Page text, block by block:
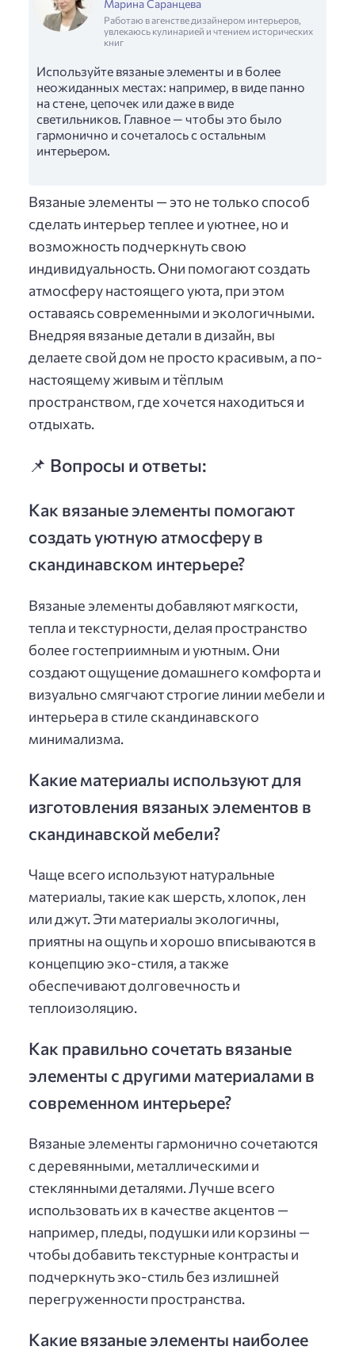
Марина Саранцева
Работаю в агенстве дизайнером интерьеров,
увлекаюсь кулинарией и чтением исторических
книг
Используйте вязаные элементы и в более
неожиданных местах: например, в виде панно
на стене, цепочек или даже в виде
светильников. Главное — чтобы это было
гармонично и сочеталось с остальным
интерьером.
Вязаные элементы — это не только способ
сделать интерьер теплее и уютнее, но и
возможность подчеркнуть свою
индивидуальность. Они помогают создать
атмосферу настоящего уюта, при этом
оставаясь современными и экологичными.
Внедряя вязаные детали в дизайн, вы
делаете свой дом не просто красивым, а по-
настоящему живым и тёплым
пространством, где хочется находиться и
отдыхать.
📌 Вопросы и ответы:
Как вязаные элементы помогают
создать уютную атмосферу в
скандинавском интерьере?
Вязаные элементы добавляют мягкости,
тепла и текстурности, делая пространство
более гостеприимным и уютным. Они
создают ощущение домашнего комфорта и
визуально смягчают строгие линии мебели и
интерьера в стиле скандинавского
минимализма.
Какие материалы используют для
изготовления вязаных элементов в
скандинавской мебели?
Чаще всего используют натуральные
материалы, такие как шерсть, хлопок, лен
или джут. Эти материалы экологичны,
приятны на ощупь и хорошо вписываются в
концепцию эко-стиля, а также
обеспечивают долговечность и
теплоизоляцию.
Как правильно сочетать вязаные
элементы с другими материалами в
современном интерьере?
Вязаные элементы гармонично сочетаются
с деревянными, металлическими и
стеклянными деталями. Лучше всего
использовать их в качестве акцентов —
например, пледы, подушки или корзины —
чтобы добавить текстурные контрасты и
подчеркнуть эко-стиль без излишней
перегруженности пространства.
Какие вязаные элементы наиболее